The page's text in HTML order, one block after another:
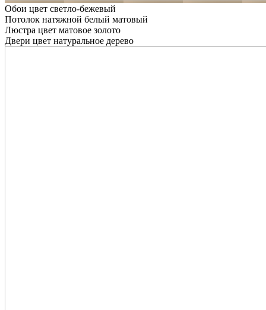
Обои цвет светло-бежевый
Потолок натяжной белый матовый
Люстра цвет матовое золото
Двери цвет натуральное дерево